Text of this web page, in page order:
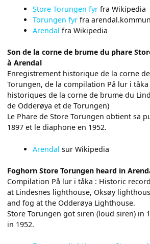
Store Torungen fyr fra Wikipedia
Torungen fyr fra
Arendal fra Wikipedia
Son de la corne de brume du phare
à Arendal
Enregistrement historique de la corne
Torungen, de la compilation På lur i
historiques de la corne de brume du
de Odderøya et de Torungen)
Le Phare de Store Torungen obtient sa
1897 et le diaphone en 1952.
Arendal sur Wikipedia
Foghorn Store Torungen heard in
Compilation På lur i tåka : Historic
at Lindesnes lighthouse, Oksøy
and fog at the Odderøya Lighthouse.
Store Torungen got siren (loud siren) in
in 1952.